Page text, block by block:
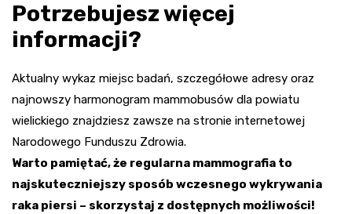
Potrzebujesz więcej
informacji?
Aktualny wykaz miejsc badań, szczegółowe adresy oraz
najnowszy harmonogram mammobusów dla powiatu
wielickiego znajdziesz zawsze na stronie internetowej
Narodowego Funduszu Zdrowia.
Warto pamiętać, że regularna mammografia to
najskuteczniejszy sposób wczesnego wykrywania
raka piersi – skorzystaj z dostępnych możliwości!